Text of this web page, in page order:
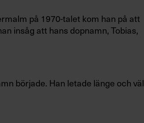
på 1970-talet kom han på att
insåg att hans dopnamn, Tobias,
började. Han letade länge och väl